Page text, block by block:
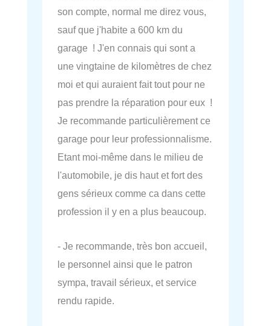
son compte, normal me direz vous,
sauf que j'habite a 600 km du
garage ! J'en connais qui sont a
une vingtaine de kilomètres de chez
moi et qui auraient fait tout pour ne
pas prendre la réparation pour eux !
Je recommande particulièrement ce
garage pour leur professionnalisme.
Etant moi-même dans le milieu de
l'automobile, je dis haut et fort des
gens sérieux comme ca dans cette
profession il y en a plus beaucoup.
- Je recommande, très bon accueil,
le personnel ainsi que le patron
sympa, travail sérieux, et service
rendu rapide.